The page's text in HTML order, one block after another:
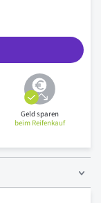
Geld sparen
beim Reifenkauf